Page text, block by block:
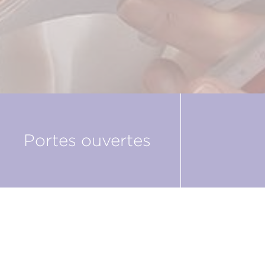
Portes ouvertes